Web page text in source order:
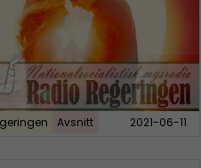
Avsnitt 2021-06-11